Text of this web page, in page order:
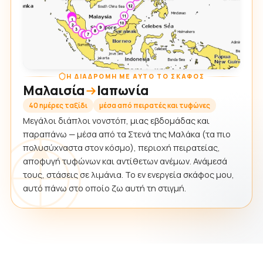
Η ΔΙΑΔΡΟΜΉ ΜΕ ΑΥΤΌ ΤΟ ΣΚΆΦΟΣ
Μαλαισία Ιαπωνία
40 ημέρες ταξίδι μέσα από πειρατές και τυφώνες
Μεγάλοι διάπλοι νονστόπ, μιας εβδομάδας και
παραπάνω — μέσα από τα Στενά της Μαλάκα (τα πιο
πολυσύχναστα στον κόσμο), περιοχή πειρατείας,
αποφυγή τυφώνων και αντίθετων ανέμων. Ανάμεσά
τους, στάσεις σε λιμάνια. Το εν ενεργεία σκάφος μου,
αυτό πάνω στο οποίο ζω αυτή τη στιγμή.